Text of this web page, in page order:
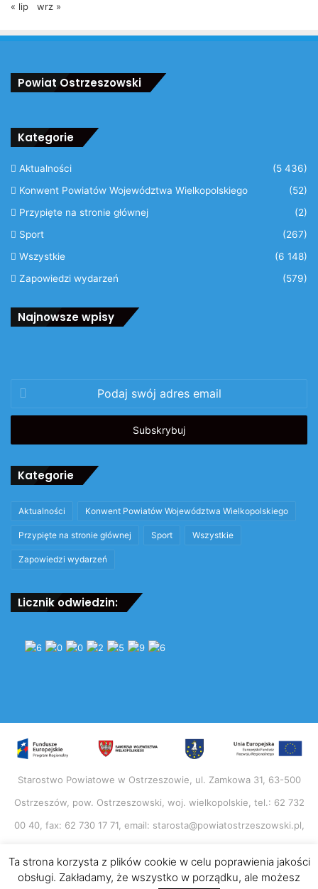
« lip wrz »
Powiat Ostrzeszowski
Kategorie
Aktualności
(5 436)
Konwent Powiatów Województwa Wielkopolskiego
(52)
Przypięte na stronie głównej
(2)
Sport
(267)
Wszystkie
(6 148)
Zapowiedzi wydarzeń
(579)
Najnowsze wpisy
swój
adres
Kategorie
Aktualności Konwent Powiatów Województwa Wielkopolskiego
Przypięte na stronie głównej Sport Wszystkie
Zapowiedzi wydarzeń
Licznik odwiedzin:
Starostwo Powiatowe w Ostrzeszowie, ul. Zamkowa 31, 63-500
Ostrzeszów, pow. Ostrzeszowski, woj. wielkopolskie, tel.: 62 732
00 40, fax: 62 730 17 71, email: starosta@powiatostrzeszowski.pl,
Ta strona korzysta z plików cookie w celu poprawienia jakości
obsługi. Zakładamy, że wszystko w porządku, ale możesz